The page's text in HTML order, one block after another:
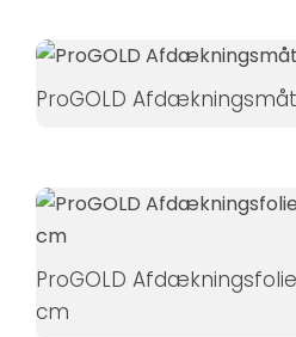
ProGOLD
ProGOLD
cm
nægter disse
cookies,
hjemmesiden.
Marketing
Ved at